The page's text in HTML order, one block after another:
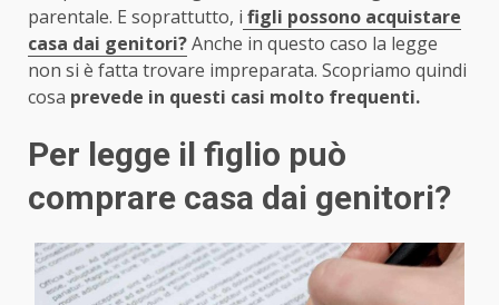
parentale. E soprattutto, i figli possono acquistare
casa dai genitori?Anche in questo caso la legge
non si è fatta trovare impreparata. Scopriamo quindi
cosa prevede in questi casi molto frequenti.
Per legge il figlio può
comprare casa dai genitori?